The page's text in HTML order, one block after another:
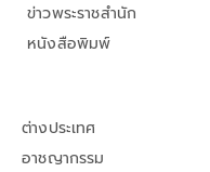
ข่าวพระราชสำนัก
หนังสือพิมพ์
ต่างประเทศ
อาชญากรรม